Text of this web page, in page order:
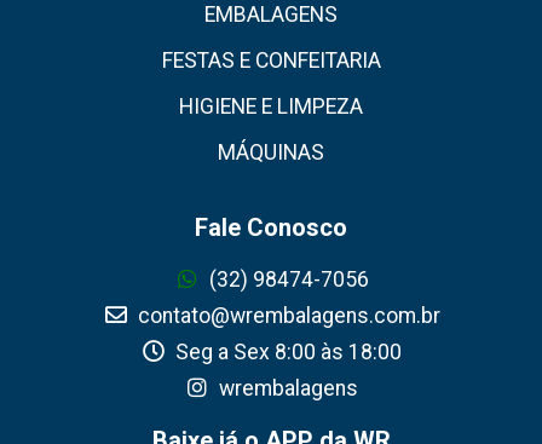
EMBALAGENS
FESTAS E CONFEITARIA
HIGIENE E LIMPEZA
MÁQUINAS
Fale Conosco
(32) 98474-7056
contato@wrembalagens.com.br
Seg a Sex 8:00 às 18:00
wrembalagens